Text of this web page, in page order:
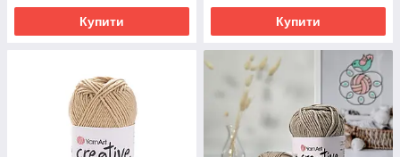
Купити Купити